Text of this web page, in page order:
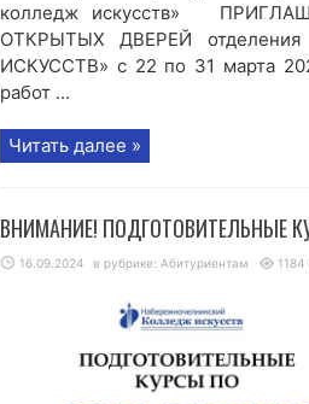
колледж искусств»
ОТКРЫТЫХ ДВЕРЕЙ
ИСКУССТВ» с 22 по 31 марта
работ ...
Читать далее »
ВНИМАНИЕ! ПОДГОТОВИТЕЛЬНЫЕ
16.09.2024 в рубрике: Абитуриентам